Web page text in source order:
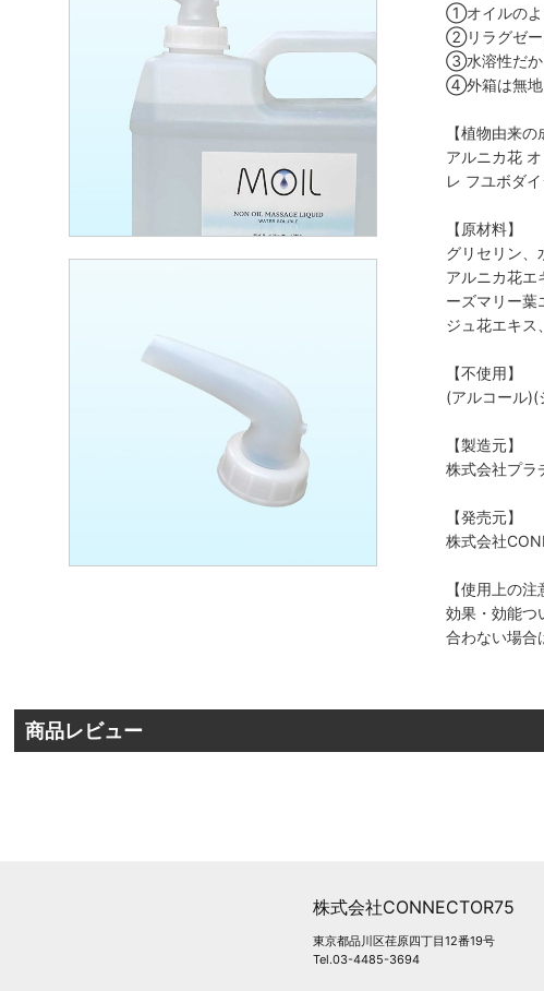
①オイルのよ
②リラグゼー
③水溶性だか
④外箱は無地
【植物由来の
アルニカ花
レ フユボダ
【原材料】
グリセリン、
アルニカ花エ
ーズマリー葉
ジュ花エキス
【不使用】
(アルコール)(
【製造元】
株式会社プラ
【発売元】
株式会社
【使用上の注
効果・効能つ
合わない場合
商品レビュー
株式会社CONNECTOR75
東京都品川区荏原四丁目12番19号
Tel.03-4485-3694